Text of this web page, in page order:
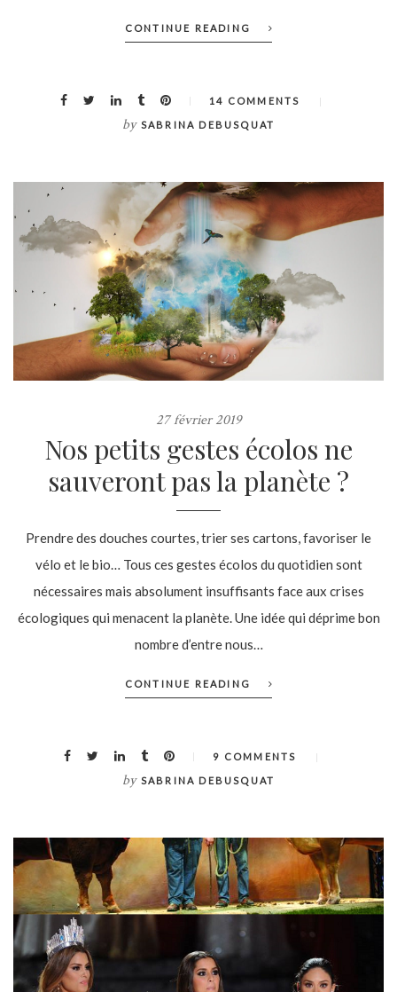
CONTINUE READING
14 COMMENTS
by SABRINA DEBUSQUAT
27 février 2019
Nos petits gestes écolos ne
sauveront pas la planète ?
Prendre des douches courtes, trier ses cartons, favoriser le
vélo et le bio… Tous ces gestes écolos du quotidien sont
nécessaires mais absolument insuffisants face aux crises
écologiques qui menacent la planète. Une idée qui déprime bon
nombre d’entre nous…
CONTINUE READING
9 COMMENTS
by SABRINA DEBUSQUAT